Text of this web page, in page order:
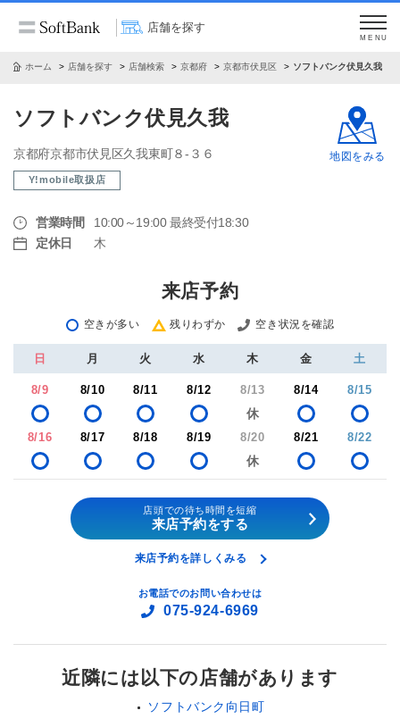
店舗を探す
MENU
ホーム 店舗を探す 店舗検索 京都府 京都市伏見区 ソフトバンク伏見久我
ソフトバンク伏見久我
京都府京都市伏見区久我東町８‐３６
Y!mobile取扱店
営業時間
10:00～19:00 最終受付18:30
定休日
木
地図をみる
来店予約
空きが多い 残りわずか 空き状況を確認
日 月 火 水 木 金 土
8/9 8/10 8/11 8/12 8/13 8/14 8/15
8/16 8/17 8/18 8/19 8/20 8/21 8/22
店頭での待ち時間を短縮
来店予約をする
来店予約を詳しくみる
お電話でのお問い合わせは
075-924-6969
近隣には以下の店舗があります
ソフトバンク向日町